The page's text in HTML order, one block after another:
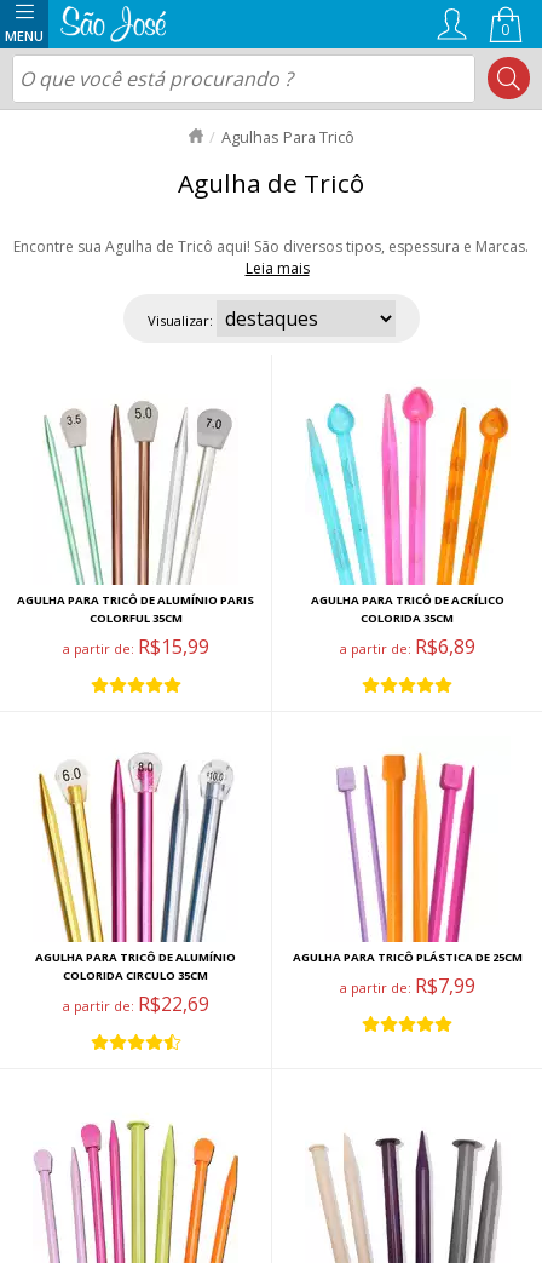
0
Agulhas Para Tricô
Agulha de Tricô
Encontre sua Agulha de Tricô aqui! São diversos tipos, espessura e Marcas.
Leia mais
poderia faltar as agulhas circulares Intercambiável que proporciona
tricotar sem costura como gorros e golas. Aproveite as ofertas e nosso
Visualizar:
AGULHA PARA TRICÔ DE ALUMÍNIO PARIS
COLORFUL 35CM
a partir de: R$15,99
AGULHA PARA TRICÔ DE ACRÍLICO
COLORIDA 35CM
a partir de: R$6,89
AGULHA PARA TRICÔ DE ALUMÍNIO
COLORIDA CIRCULO 35CM
a partir de: R$22,69
AGULHA PARA TRICÔ PLÁSTICA DE 25CM
a partir de: R$7,99